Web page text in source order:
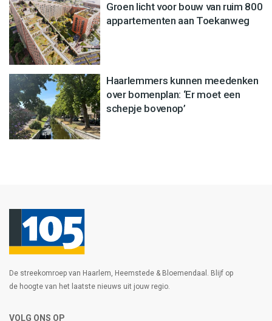
Groen licht voor bouw van ruim 800
appartementen aan Toekanweg
Haarlemmers kunnen meedenken
over bomenplan: ‘Er moet een
schepje bovenop’
De streekomroep van Haarlem, Heemstede & Bloemendaal. Blijf op
de hoogte van het laatste nieuws uit jouw regio.
VOLG ONS OP